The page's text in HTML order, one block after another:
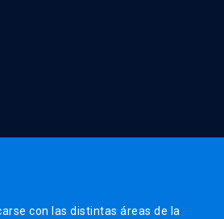
con las distintas áreas de la